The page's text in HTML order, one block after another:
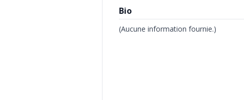
Bio
(Aucune information fournie.)